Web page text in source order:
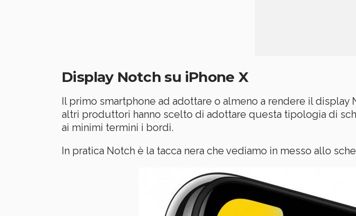
Display Notch su iPhone X
Il primo smartphone ad adottare o almeno a rendere il
altri produttori hanno scelto di adottare questa tipologia di
ai minimi termini i bordi.
In pratica Notch è la tacca nera che vediamo in messo allo